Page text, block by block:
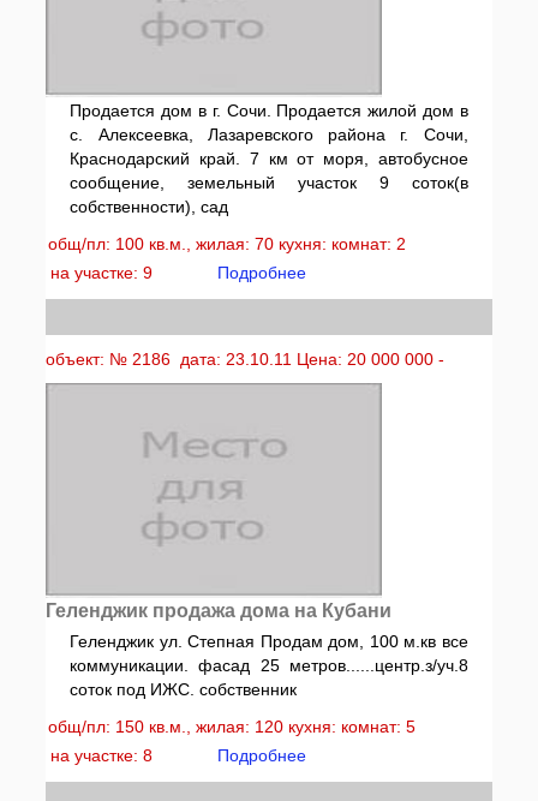
Продается дом в г. Сочи. Продается жилой дом в
с. Алексеевка, Лазаревского района г. Сочи,
Краснодарский край. 7 км от моря, автобусное
сообщение, земельный участок 9 соток(в
собственности), сад
общ/пл: 100 кв.м., жилая: 70 кухня: комнат: 2
на участке: 9
Подробнее
объект: № 2186 дата: 23.10.11 Цена: 20 000 000 -
Геленджик продажа дома на Кубани
Геленджик ул. Степная Продам дом, 100 м.кв все
коммуникации. фасад 25 метров......центр.з/уч.8
соток под ИЖС. собственник
общ/пл: 150 кв.м., жилая: 120 кухня: комнат: 5
на участке: 8
Подробнее